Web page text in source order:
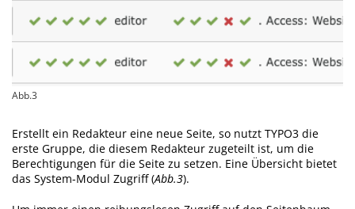
Abb.3
Erstellt ein Redakteur eine neue Seite, so nutzt TYPO3 die
erste Gruppe, die diesem Redakteur zugeteilt ist, um die
Berechtigungen für die Seite zu setzen. Eine Übersicht bietet
das System-Modul Zugriff (Abb.3).